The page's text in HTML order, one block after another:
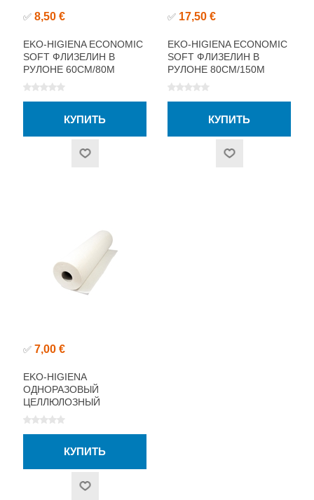
✅ 8,50 €
EKO-HIGIENA ECONOMIC
SOFT ФЛИЗЕЛИН В
РУЛОНЕ 60СМ/80М
✅ 17,50 €
EKO-HIGIENA ECONOMIC
SOFT ФЛИЗЕЛИН В
РУЛОНЕ 80СМ/150М
✅ 7,00 €
EKO-HIGIENA
ОДНОРАЗОВЫЙ
ЦЕЛЛЮЛОЗНЫЙ
КОСМЕТИЧЕСКИЙ